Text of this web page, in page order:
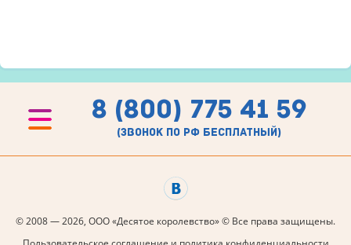
8 (800) 775 41 59
(звонок по рф бесплатный)
© 2008 — 2026, ООО «Десятое королевство» © Все права защищены.